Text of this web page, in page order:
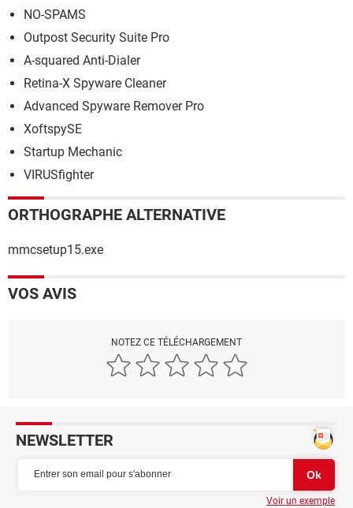
NO-SPAMS
Outpost Security Suite Pro
A-squared Anti-Dialer
Retina-X Spyware Cleaner
Advanced Spyware Remover Pro
XoftspySE
Startup Mechanic
VIRUSfighter
ORTHOGRAPHE ALTERNATIVE
mmcsetup15.exe
VOS AVIS
NOTEZ CE TÉLÉCHARGEMENT
NEWSLETTER
Voir un exemple